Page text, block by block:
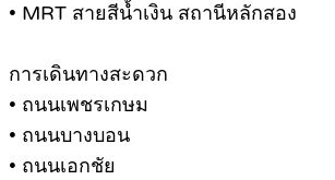
• MRT สายสีน้ำเงิน สถานีหลักสอง
การเดินทางสะดวก
• ถนนเพชรเกษม
• ถนนบางบอน
• ถนนเอกชัย